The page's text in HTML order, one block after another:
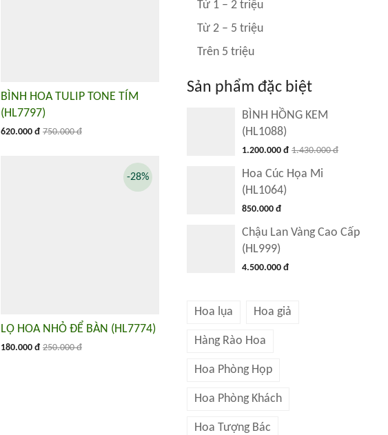
BÌNH HOA TULIP TONE TÍM
(HL7797)
620.000 đ 750.000 đ
LỌ HOA NHỎ ĐỂ BÀN (HL7774)
180.000 đ 250.000 đ
-28%
Từ 1 – 2 triệu
Từ 2 – 5 triệu
Trên 5 triệu
Sản phẩm đặc biệt
BÌNH HỒNG KEM
(HL1088)
1.200.000 đ 1.430.000 đ
Hoa Cúc Họa Mi
(HL1064)
850.000 đ
Chậu Lan Vàng Cao Cấp
(HL999)
4.500.000 đ
Hoa lụa Hoa giả
Hàng Rào Hoa
Hoa Phòng Họp
Hoa Phòng Khách
Hoa Tượng Bác